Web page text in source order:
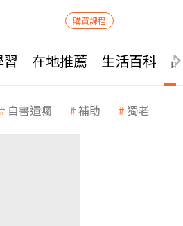
購買課程
在地推薦 生活百科
自書遺囑 補助 獨老